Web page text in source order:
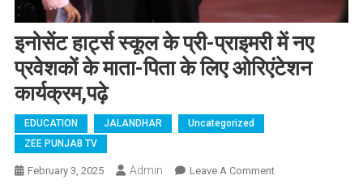
इनोसेंट हार्ट्स स्कूल के प्री-प्राइमरी में नए
प्रवेशकों के माता-पिता के लिए ओरिएंटेशन
कार्यक्रम,पढ़े
EDUCATION JALANDHAR
Uncategorized
ZEE PUNJAB TV
February 3, 2025 Admin Leave A CommentOn इनोसेंट हार्ट्स